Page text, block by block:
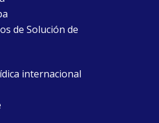
de Solución de
internacional